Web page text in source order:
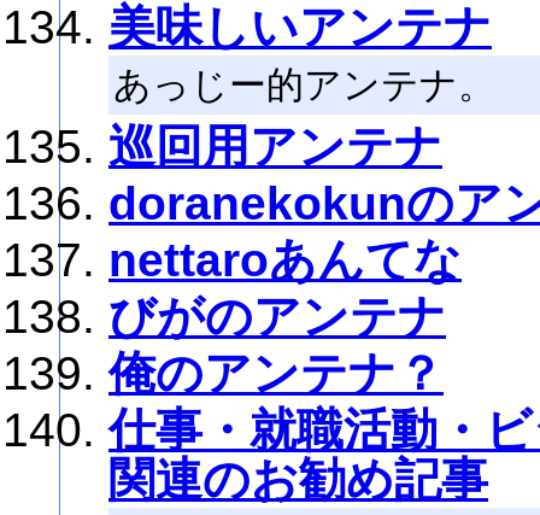
美味しいアンテナ
あっじー的アンテナ。
巡回用アンテナ
doranekokunのア
nettaroあんてな
びがのアンテナ
俺のアンテナ？
仕事・就職活動・
関連のお勧め記事